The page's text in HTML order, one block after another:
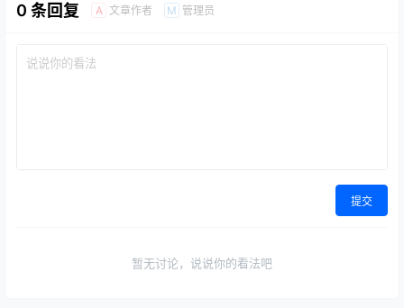
0 条回复 A 文章作者 M 管理员
提交
暂无讨论，说说你的看法吧